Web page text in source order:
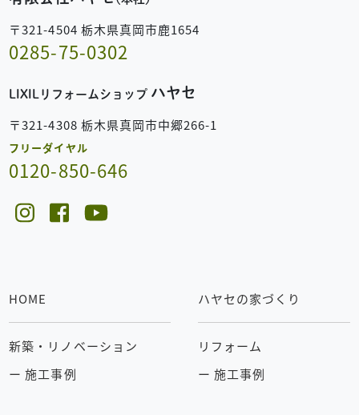
〒321-4504 栃木県真岡市鹿1654
0285-75-0302
LIXILリフォームショップ ハヤセ
〒321-4308 栃木県真岡市中郷266-1
フリーダイヤル
0120-850-646
HOME
新築・リノベーション
ー 施工事例
ハヤセの家づくり
リフォーム
ー 施工事例